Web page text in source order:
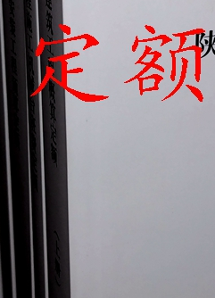
额